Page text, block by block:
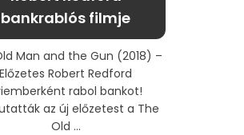
bankrablós filmje
Man and the Gun (2018) –
Előzetes Robert Redford
rabol bankot!
az új előzetest a The
Old ...